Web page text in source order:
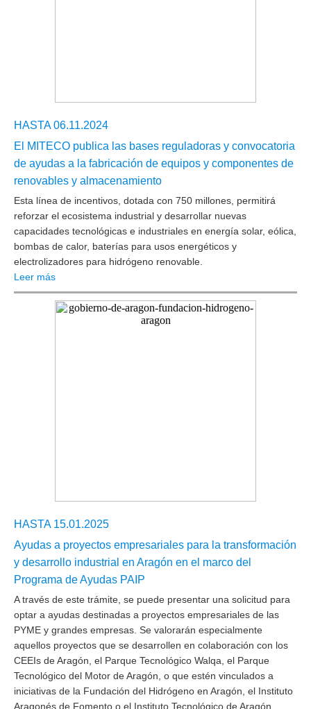
HASTA 06.11.2024
El MITECO publica las bases reguladoras y convocatoria
de ayudas a la fabricación de equipos y componentes de
renovables y almacenamiento
Esta línea de incentivos, dotada con 750 millones, permitirá
reforzar el ecosistema industrial y desarrollar nuevas
capacidades tecnológicas e industriales en energía solar, eólica,
bombas de calor, baterías para usos energéticos y
electrolizadores para hidrógeno renovable.
Leer más
HASTA 15.01.2025
Ayudas a proyectos empresariales para la transformación
y desarrollo industrial en Aragón en el marco del
Programa de Ayudas PAIP
A través de este trámite, se puede presentar una solicitud para
optar a ayudas destinadas a proyectos empresariales de las
PYME y grandes empresas. Se valorarán especialmente
aquellos proyectos que se desarrollen en colaboración con los
CEEIs de Aragón, el Parque Tecnológico Walqa, el Parque
Tecnológico del Motor de Aragón, o que estén vinculados a
iniciativas de la Fundación del Hidrógeno en Aragón, el Instituto
Aragonés de Fomento o el Instituto Tecnológico de Aragón.